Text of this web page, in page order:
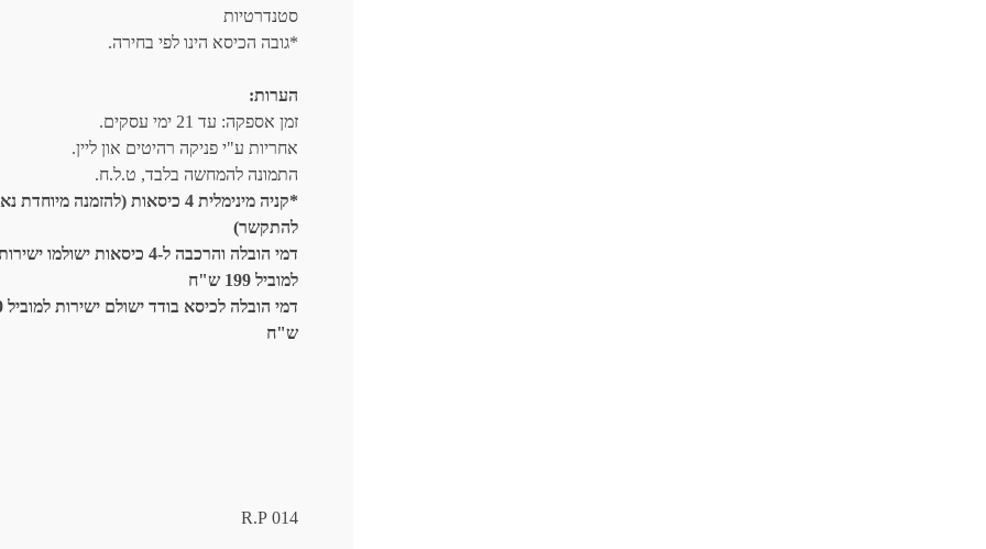
סטנדרטיות
*גובה הכיסא הינו לפי בחירה.
הערות:
זמן אספקה: עד 21 ימי עסקים.
אחריות ע"י פניקה רהיטים און ליין.
התמונה להמחשה בלבד, ט.ל.ח.
*קניה מינימלית 4 כיסאות (להזמנה מיוחדת נא
להתקשר)
דמי הובלה והרכבה ל-4 כיסאות ישולמו
למוביל 199 ש"ח
דמי
ש"ח
014 R.P